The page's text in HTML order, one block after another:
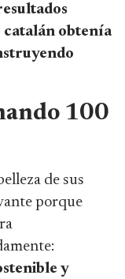
catalán obtenía
100
de sus
porque
y